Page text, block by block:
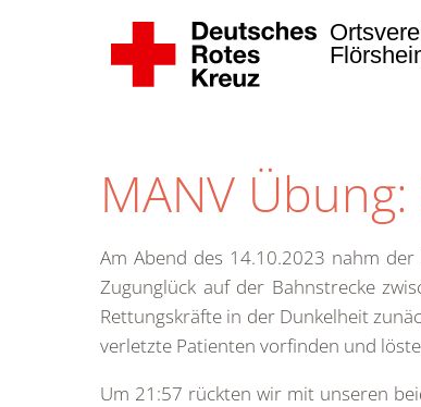
Zum Hauptinhalt springen
MANV
Am Abend des 14.10.2023 nahm
Zugunglück auf der Bahnstrecke
Rettungskräfte in der Dunkelheit
verletzte Patienten vorfinden und
Um 21:57 rückten wir mit unseren